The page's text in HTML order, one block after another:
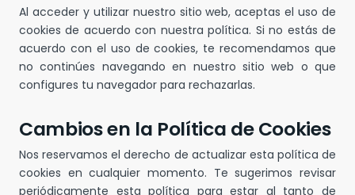
Al acceder y utilizar nuestro sitio web, aceptas el uso de
cookies de acuerdo con nuestra política. Si no estás de
acuerdo con el uso de cookies, te recomendamos que
no continúes navegando en nuestro sitio web o que
configures tu navegador para rechazarlas.
Cambios en la Política de Cookies
Nos reservamos el derecho de actualizar esta política de
cookies en cualquier momento. Te sugerimos revisar
periódicamente esta política para estar al tanto de